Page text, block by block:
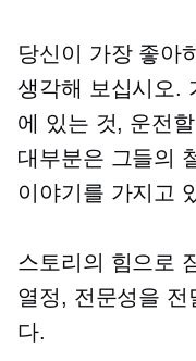
당신이 가장 좋아
생각해 보십시오.
에 있는 것, 운전
대부분은 그들의
이야기를 가지고
스토리의 힘으로
열정, 전문성을 전
다.